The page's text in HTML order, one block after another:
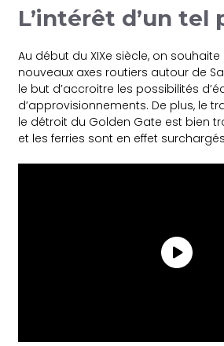
L’intérêt d’un tel
Au début du XIXe siècle, on
nouveaux axes routiers autour de
le but d’accroitre les possibilités
d’approvisionnements. De plus, le
le détroit du Golden Gate est bien
et les ferries sont en effet